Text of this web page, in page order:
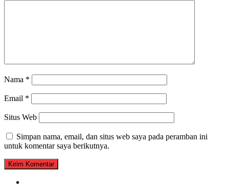
Nama *
Email *
Situs Web
Simpan nama, email, dan situs web saya pada peramban ini
untuk komentar saya berikutnya.